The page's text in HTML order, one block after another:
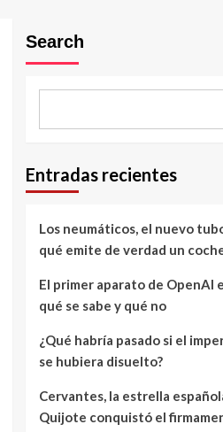
Search
Entradas recientes
Los neumáticos, el nuevo
qué emite de verdad un
El primer aparato de OpenAI
qué se sabe y qué no
¿Qué habría pasado si el
se hubiera disuelto?
Cervantes, la estrella
Quijote conquistó el